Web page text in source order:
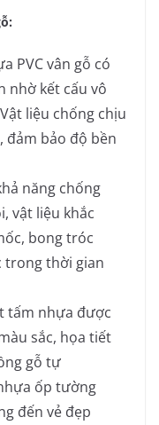
PVC vân gỗ có
nhờ kết cấu vô
liệu chống chịu
đảm bảo độ bền
năng chống
vật liệu khắc
bong tróc
trong thời gian
tấm nhựa được
sắc, họa tiết
gỗ tự
ốp tường
đến vẻ đẹp